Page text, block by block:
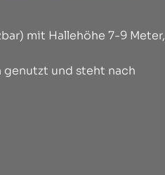
mit Hallehöhe 7-9 Meter,
genutzt und steht nach